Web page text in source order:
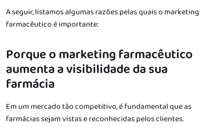
A seguir, listamos algumas razões pelas quais o marketing
farmacêutico é importante:
Porque o marketing farmacêutico
aumenta a visibilidade da sua
farmácia
Em um mercado tão competitivo, é fundamental que as
farmácias sejam vistas e reconhecidas pelos clientes.